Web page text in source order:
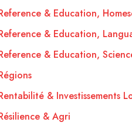
& Education,
& Education,
& Education,
& Investissements
& Agri